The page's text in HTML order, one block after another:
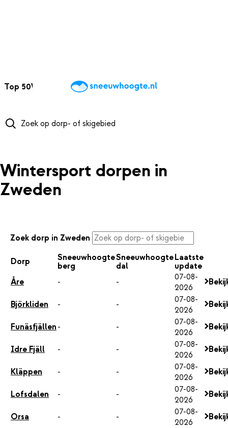
Top 50Webcams WintersportweerKaarten
Wintersport dorpen in
Zweden
Zoek dorp in Zweden
Dorp
Sneeuwhoogte
berg
Sneeuwhoogte
dal
Laatste
update
Åre
- -
07-08-
2026
Björkliden - -
07-08-
2026
Funäsfjällen - -
07-08-
2026
Idre Fjäll - -
07-08-
2026
Kläppen - -
07-08-
2026
Lofsdalen - -
07-08-
2026
Orsa - -
07-08-
2026